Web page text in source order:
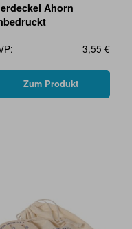
Ahorn
3,55 €
Zum Produkt